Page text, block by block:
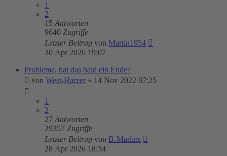
1
2
15 Antworten
9640 Zugriffe
Letzter Beitrag von Martin1954
30 Apr 2026 19:07
Probleme, hat das bald ein Ende?
von West-Harzer » 14 Nov 2022 07:25
1
2
27 Antworten
29357 Zugriffe
Letzter Beitrag von B-Marlins
28 Apr 2026 18:34